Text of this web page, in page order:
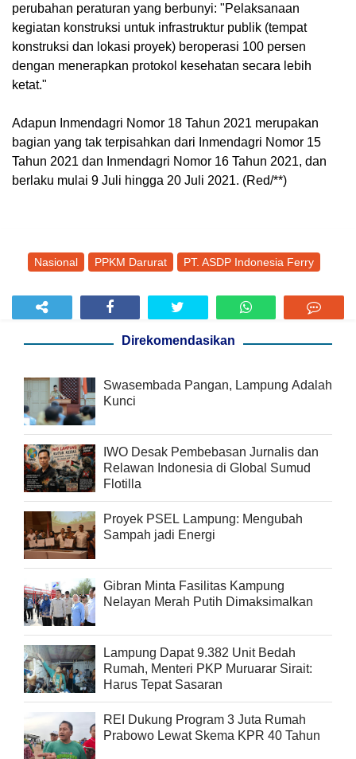
perubahan peraturan yang berbunyi: "Pelaksanaan
kegiatan konstruksi untuk infrastruktur publik (tempat
konstruksi dan lokasi proyek) beroperasi 100 persen
dengan menerapkan protokol kesehatan secara lebih
ketat."
Adapun Inmendagri Nomor 18 Tahun 2021 merupakan
bagian yang tak terpisahkan dari Inmendagri Nomor 15
Tahun 2021 dan Inmendagri Nomor 16 Tahun 2021, dan
berlaku mulai 9 Juli hingga 20 Juli 2021. (Red/**)
Nasional PPKM Darurat PT. ASDP Indonesia Ferry
Direkomendasikan
Swasembada Pangan, Lampung Adalah
Kunci
IWO Desak Pembebasan Jurnalis dan
Relawan Indonesia di Global Sumud
Flotilla
Proyek PSEL Lampung: Mengubah
Sampah jadi Energi
Gibran Minta Fasilitas Kampung
Nelayan Merah Putih Dimaksimalkan
Lampung Dapat 9.382 Unit Bedah
Rumah, Menteri PKP Muruarar Sirait:
Harus Tepat Sasaran
REI Dukung Program 3 Juta Rumah
Prabowo Lewat Skema KPR 40 Tahun